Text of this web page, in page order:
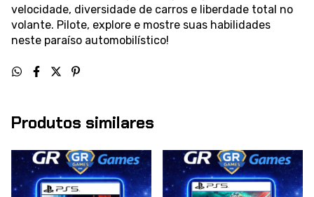
velocidade, diversidade de carros e liberdade total no
volante. Pilote, explore e mostre suas habilidades
neste paraíso automobilístico!
Produtos similares